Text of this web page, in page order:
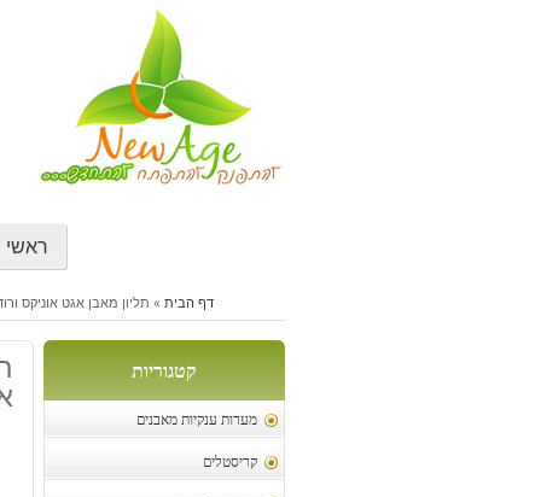
ראשי
דף הבית » תליון מאבן אגט אוניקס
קטגוריות
מערות ענקיות מאבנים
קריסטלים